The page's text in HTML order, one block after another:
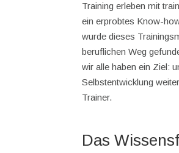
Training erleben mit
ein erprobtes Know-
wurde dieses
beruflichen Weg
wir alle haben ein Ziel:
Selbstentwicklung
Trainer.
Das